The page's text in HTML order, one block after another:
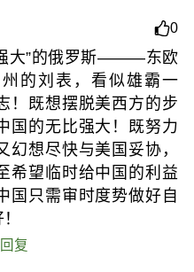
0
强大”的俄罗斯———东欧
的刘表，看似雄霸一
！既想摆脱美西方的步
国的无比强大！既努力
幻想尽快与美国妥协，
希望临时给中国的利益
国只需审时度势做好自
回复